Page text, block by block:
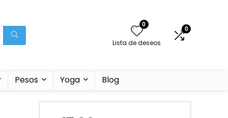
0
Lista de deseos
0
Pesos Yoga Blog